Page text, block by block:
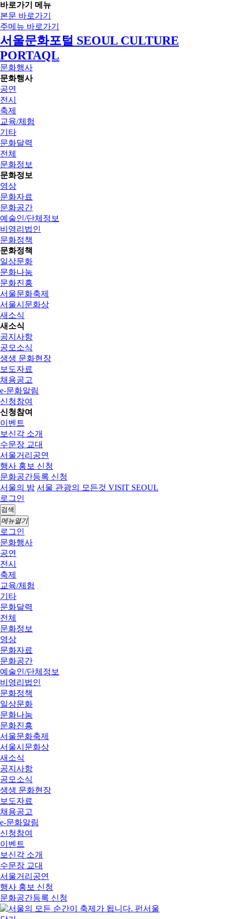
바로가기 메뉴
본문 바로가기
주메뉴 바로가기
서울문화포털 SEOUL CULTURE
PORTAQL
문화행사
문화행사
공연
전시
축제
교육/체험
기타
문화달력
전체
문화정보
문화정보
영상
문화자료
문화공간
예술인/단체정보
비영리법인
문화정책
문화정책
일상문화
문화나눔
문화진흥
서울문화축제
서울시문화상
새소식
새소식
공지사항
공모소식
생생 문화현장
보도자료
채용공고
e-문화알림
신청참여
신청참여
이벤트
보신각 소개
수문장 교대
서울거리공연
행사 홍보 신청
문화공간등록 신청
서울의 밤 서울 관광의 모든것 VISIT SEOUL
로그인
검색
메뉴열기
로그인
문화행사
공연
전시
축제
교육/체험
기타
문화달력
전체
문화정보
영상
문화자료
문화공간
예술인/단체정보
비영리법인
문화정책
일상문화
문화나눔
문화진흥
서울문화축제
서울시문화상
새소식
공지사항
공모소식
생생 문화현장
보도자료
채용공고
e-문화알림
신청참여
이벤트
보신각 소개
수문장 교대
서울거리공연
행사 홍보 신청
문화공간등록 신청